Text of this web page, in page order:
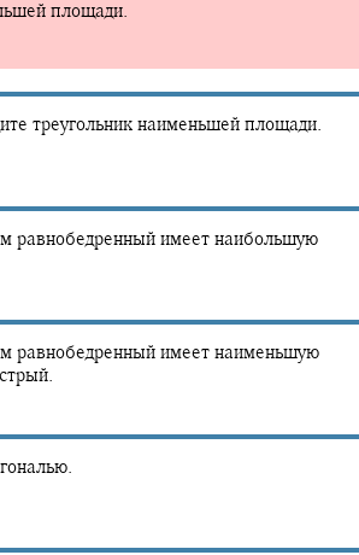
площади.
треугольник наименьшей площади.
равнобедренный имеет наибольшую
равнобедренный имеет наименьшую